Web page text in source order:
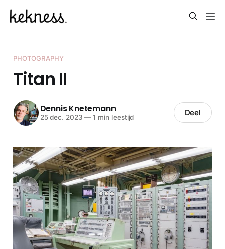
PHOTOGRAPHY
Titan II
Dennis Knetemann
25 dec. 2023 —1 min leestijd Deel